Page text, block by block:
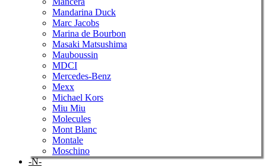
Mandarina Duck
Marc Jacobs
Marina de Bourbon
Masaki Matsushima
Mauboussin
MDCI
Mercedes-Benz
Mexx
Michael Kors
Miu Miu
Molecules
Mont Blanc
Montale
Moschino
-N-